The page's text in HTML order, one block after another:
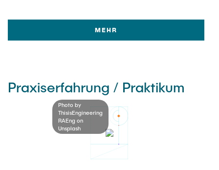
MEHR
Praxiserfahrung / Praktikum
Photo by
ThisisEngineering
RAEng on
Unsplash